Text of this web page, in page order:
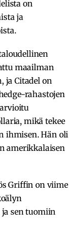
on
ja
maailman
ja Citadel on
rahastojen
mikä tekee
ihmisen. Hän oli
amerikkalaisen
Griffin on viime
sen tuomiin